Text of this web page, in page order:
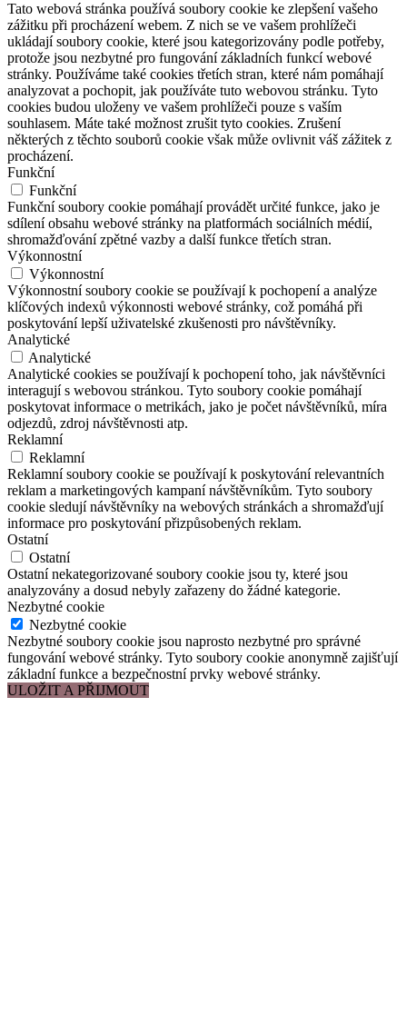
Tato webová stránka používá soubory cookie ke zlepšení vašeho
zážitku při procházení webem. Z nich se ve vašem prohlížeči
ukládají soubory cookie, které jsou kategorizovány podle potřeby,
protože jsou nezbytné pro fungování základních funkcí webové
stránky. Používáme také cookies třetích stran, které nám pomáhají
analyzovat a pochopit, jak používáte tuto webovou stránku. Tyto
cookies budou uloženy ve vašem prohlížeči pouze s vaším
souhlasem. Máte také možnost zrušit tyto cookies. Zrušení
některých z těchto souborů cookie však může ovlivnit váš zážitek z
procházení.
Funkční
Funkční
Funkční soubory cookie pomáhají provádět určité funkce, jako je
sdílení obsahu webové stránky na platformách sociálních médií,
shromažďování zpětné vazby a další funkce třetích stran.
Výkonnostní
Výkonnostní
Výkonnostní soubory cookie se používají k pochopení a analýze
klíčových indexů výkonnosti webové stránky, což pomáhá při
poskytování lepší uživatelské zkušenosti pro návštěvníky.
Analytické
Analytické
Analytické cookies se používají k pochopení toho, jak návštěvníci
interagují s webovou stránkou. Tyto soubory cookie pomáhají
poskytovat informace o metrikách, jako je počet návštěvníků, míra
odjezdů, zdroj návštěvnosti atp.
Reklamní
Reklamní
Reklamní soubory cookie se používají k poskytování relevantních
reklam a marketingových kampaní návštěvníkům. Tyto soubory
cookie sledují návštěvníky na webových stránkách a shromažďují
informace pro poskytování přizpůsobených reklam.
Ostatní
Ostatní
Ostatní nekategorizované soubory cookie jsou ty, které jsou
analyzovány a dosud nebyly zařazeny do žádné kategorie.
Nezbytné cookie
Nezbytné cookie
Nezbytné soubory cookie jsou naprosto nezbytné pro správné
fungování webové stránky. Tyto soubory cookie anonymně zajišťují
základní funkce a bezpečnostní prvky webové stránky.
ULOŽIT A PŘIJMOUT